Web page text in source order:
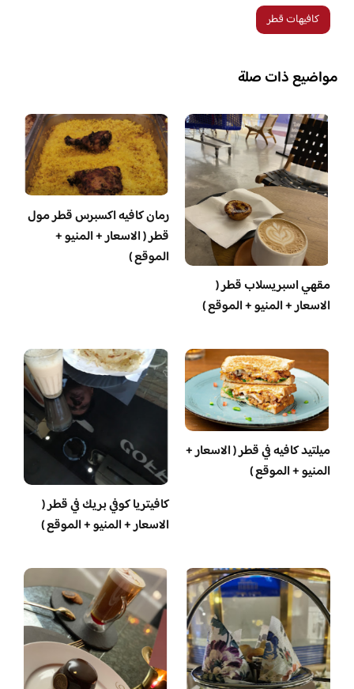
كافيهات قطر
مواضيع ذات صلة
مقهي اسبريسلاب قطر (
الاسعار + المنيو + الموقع )
رمان كافيه اكسبرس قطر مول
قطر ( الاسعار + المنيو +
الموقع )
ميلتيد كافيه في قطر ( الاسعار +
المنيو + الموقع )
كافيتريا كوفي بريك في قطر (
الاسعار + المنيو + الموقع )